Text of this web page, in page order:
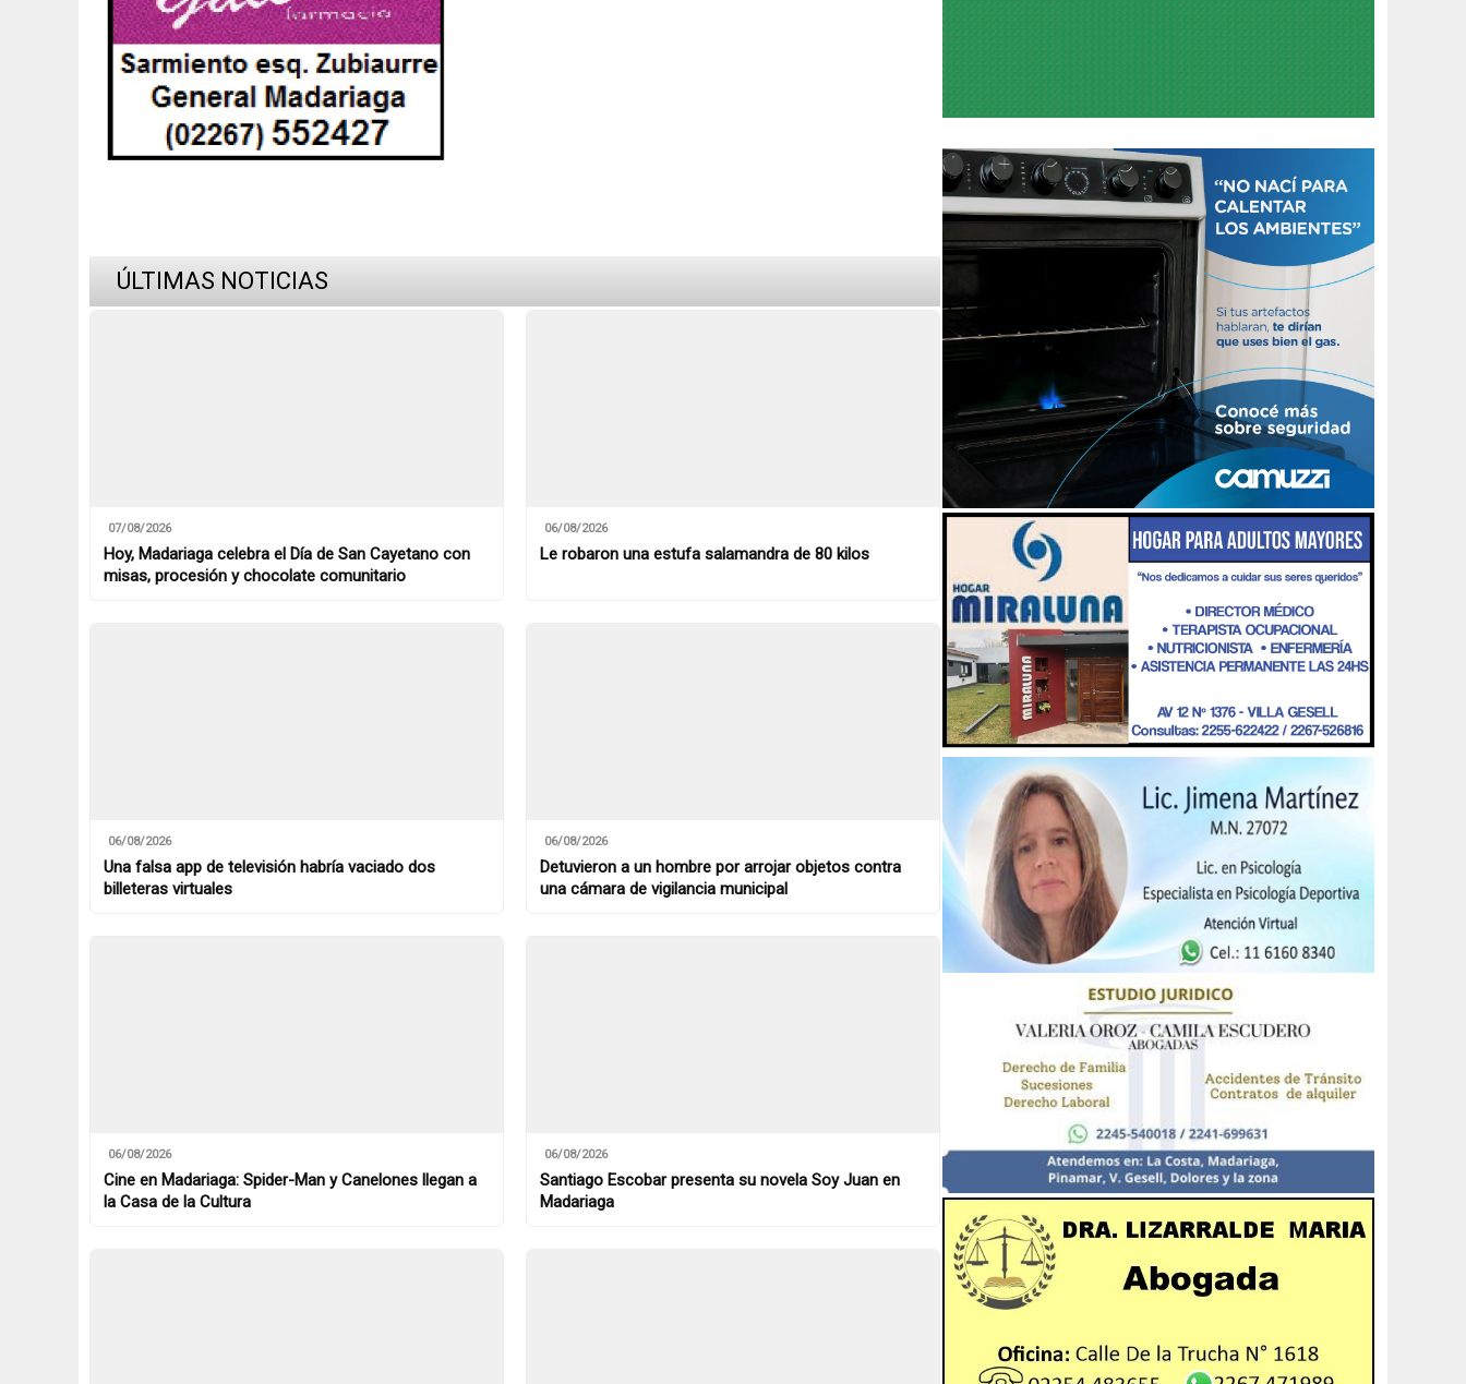
ÚLTIMAS NOTICIAS
07/08/2026
Hoy, Madariaga celebra el Día de San Cayetano con
misas, procesión y chocolate comunitario
06/08/2026
Le robaron una estufa salamandra de 80 kilos
06/08/2026
Una falsa app de televisión habría vaciado dos
billeteras virtuales
06/08/2026
Detuvieron a un hombre por arrojar objetos contra
una cámara de vigilancia municipal
06/08/2026
Cine en Madariaga: Spider-Man y Canelones llegan a
la Casa de la Cultura
06/08/2026
Santiago Escobar presenta su novela Soy Juan en
Madariaga